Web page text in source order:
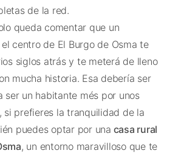
de la red.
queda comentar que un
centro de El Burgo de Osma te
siglos atrás y te meterá de lleno
mucha historia. Esa debería ser
ser un habitante més por unos
si prefieres la tranquilidad de la
puedes optar por una casa rural
, un entorno maravilloso que te